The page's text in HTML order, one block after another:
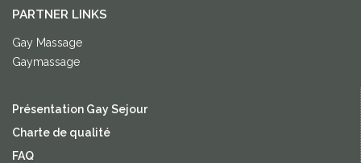
PARTNER LINKS
Gay Massage
Gaymassage
Présentation Gay Sejour
Charte de qualité
FAQ